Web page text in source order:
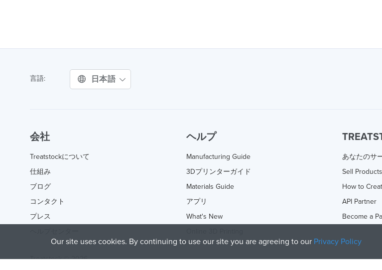
言語: 日本語
会社
Treatstockについて
仕組み
ブログ
コンタクト
プレス
ヘルプ
Manufacturing Guide
3Dプリンターガイド
Materials Guide
アプリ
What's New
あなたのサ
Sell Products
How to
API Partner
Become a
Treatstock © 2026
Our site uses cookies. By continuing to use our site you are agreeing to our Privacy Policy